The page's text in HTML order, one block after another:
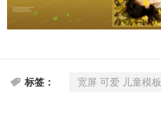
标签： 宽屏 可爱 儿童模板